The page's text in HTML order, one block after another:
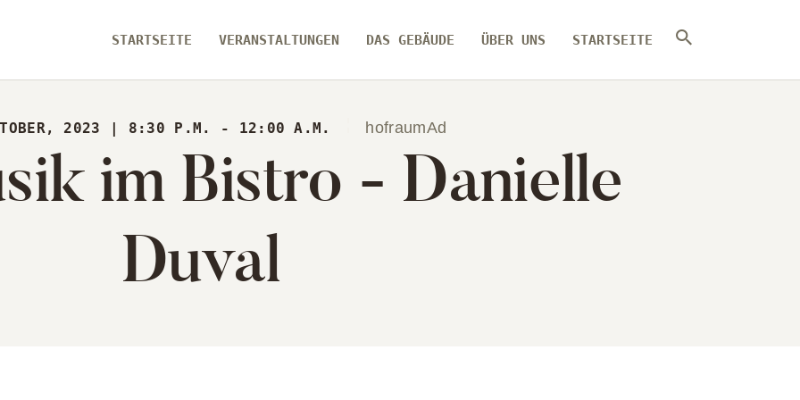
STARTSEITE VERANSTALTUNGEN DAS GEBÄUDE ÜBER UNS STARTSEITE
2023 | 8:30 P.M. - 12:00 A.M. hofraumAd
im Bistro - Danielle
Duval
Die Eventlocation im Herzen des Remstals
GEBÄUDE
UNS